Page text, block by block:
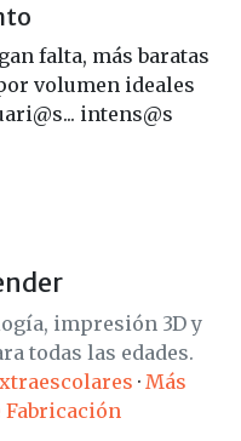
falta, más baratas
volumen ideales
intens@s
impresión 3D y
todas las edades.
· Más